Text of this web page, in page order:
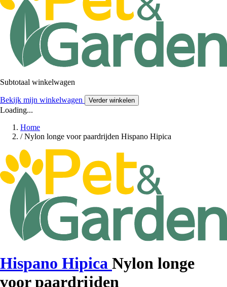
Subtotaal winkelwagen
Bekijk mijn winkelwagen Verder winkelen
Loading...
Home
/ Nylon longe voor paardrijden Hispano Hipica
Hispano Hipica Nylon longe
voor paardrijden